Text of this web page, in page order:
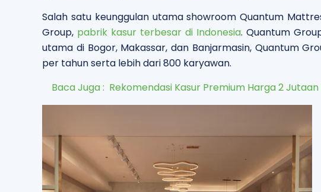
Salah satu keunggulan utama showroom Quantum
Group, pabrik kasur terbesar di Indonesia. Quantum
utama di Bogor, Makassar, dan Banjarmasin, Quantum
per tahun serta lebih dari 800 karyawan.
Baca Juga : Rekomendasi Kasur Premium Harga 2 Jutaan